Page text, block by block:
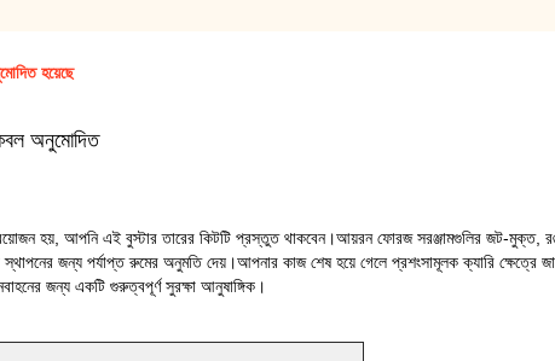
হয়েছে
অনুমোদিত
হয়, আপনি এই বুস্টার তারের কিটটি প্রস্তুত থাকবেন।আয়রন ফোরজ সরঞ্জামগুলির জট-মুক্ত,
জন্য পর্যাপ্ত রুমের অনুমতি দেয়।আপনার কাজ শেষ হয়ে গেলে প্রশংসামূলক ক্যারি ক্ষেত্রে
জন্য একটি গুরুত্বপূর্ণ সুরক্ষা আনুষাঙ্গিক।